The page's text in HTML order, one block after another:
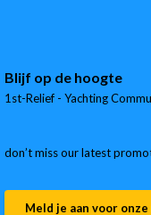
Blijf op de hoogte
1st-Relief - Yachting
don’t miss our latest
Meld je aan voor